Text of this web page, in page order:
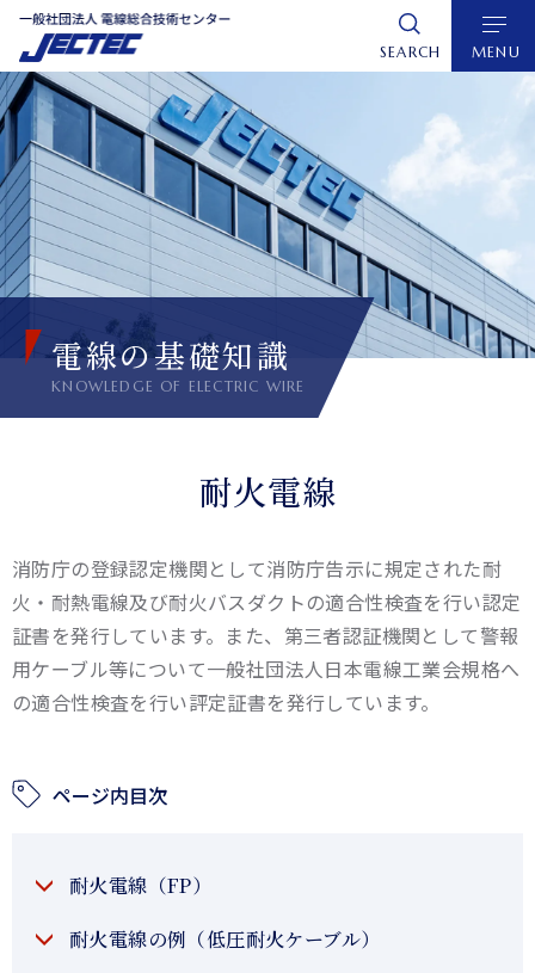
グ
ー
バ
ル
ナ
ビ
ゲ
ー
ョ
へ
本
へ
ロ
カ
ル
ナ
ビ
ゲ
ー
シ
ン
フ
タ
ー
へ
MENU
SEARCH
電線の基礎知識
耐火電線
消防庁の登録認定機関として消防庁告示に規定された耐
火・耐熱電線及び耐火バスダクトの適合性検査を行い認定
証書を発行しています。また、第三者認証機関として警報
用ケーブル等について一般社団法人日本電線工業会規格へ
の適合性検査を行い評定証書を発行しています。
ページ内目次
耐火電線（FP）
耐火電線の例（低圧耐火ケーブル）